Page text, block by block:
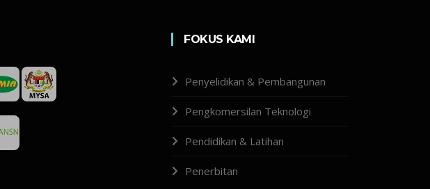
FOKUS KAMI
Penyelidikan & Pembangunan
Pengkomersilan Teknologi
Pendidikan & Latihan
Penerbitan